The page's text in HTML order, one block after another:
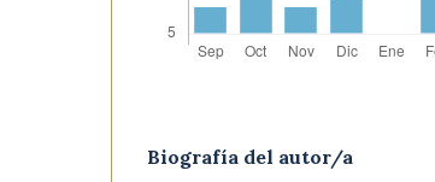
Biografía del autor/a